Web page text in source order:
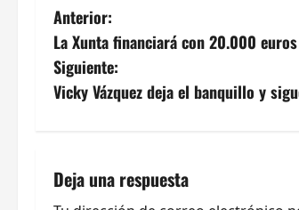
N
a
v
g
Anterior:
La Xunta financiará con 20.000
Siguiente:
Vicky Vázquez deja el banquillo y
Deja una respuesta